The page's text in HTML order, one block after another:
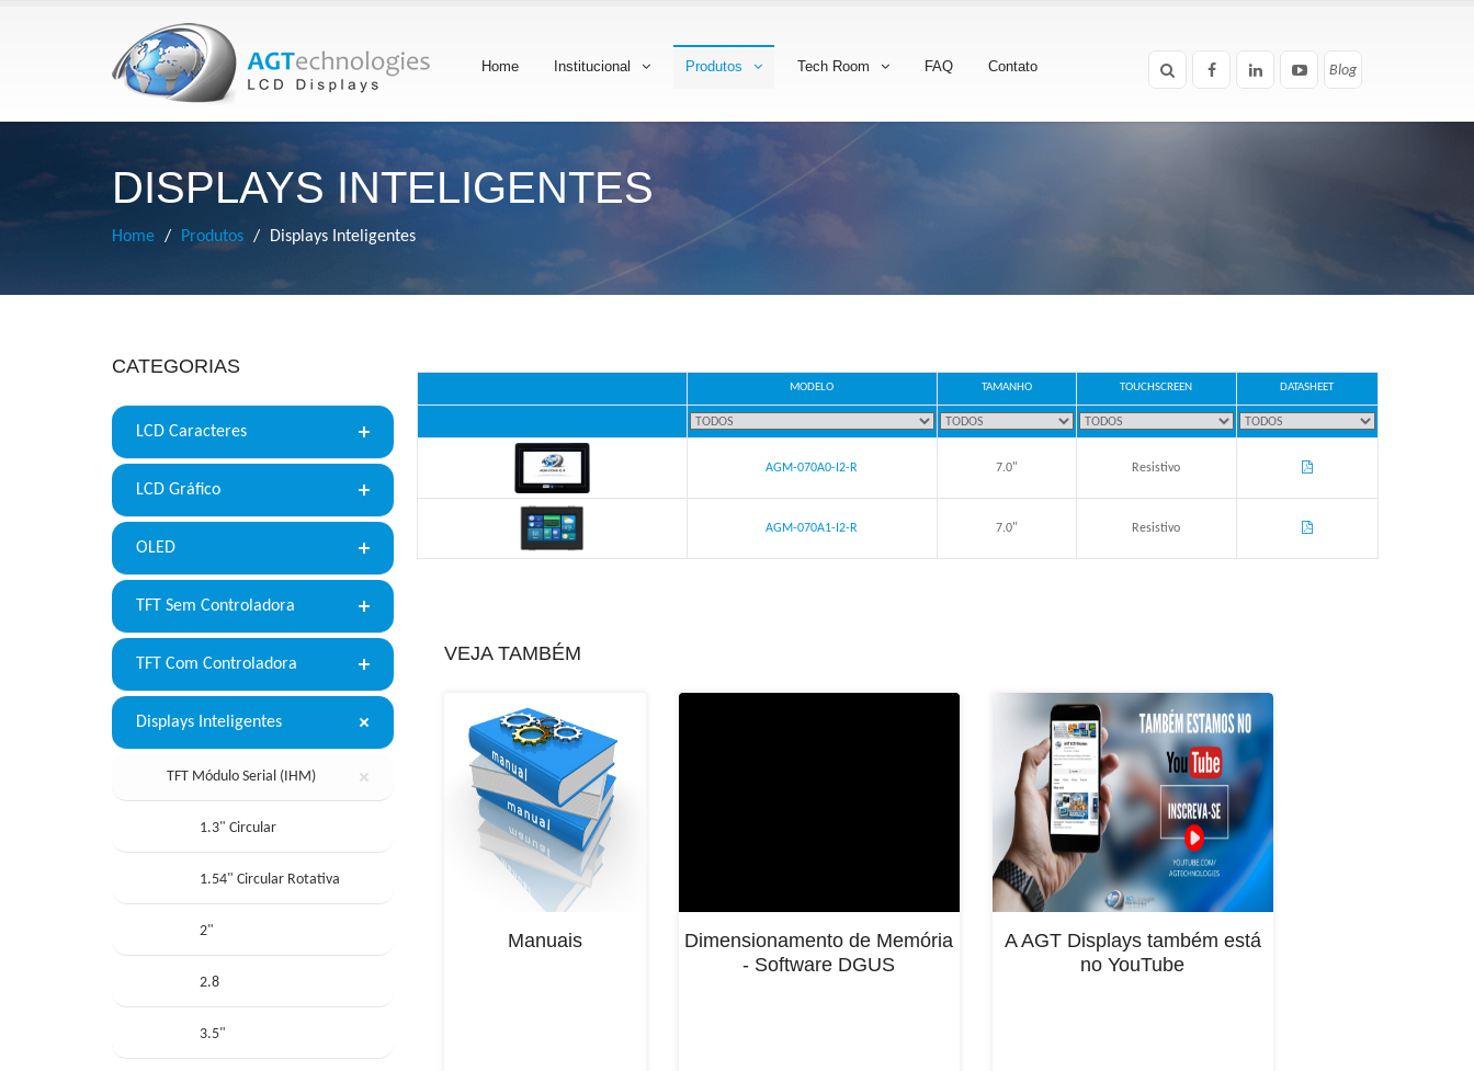
Home Institucional Produtos Tech Room FAQ Contato Blog
DISPLAYS INTELIGENTES
Home Produtos Displays Inteligentes
MODELO TAMANHO TOUCHSCREEN DATASHEET
AGM-070A0-I2-R 7.0" Resistivo
AGM-070A1-I2-R 7.0" Resistivo
CATEGORIAS
LCD Caracteres
LCD Gráfico
OLED
TFT Sem Controladora
TFT Com Controladora
Displays Inteligentes
TFT Módulo Serial (IHM)
1.3" Circular
1.54" Circular Rotativa
2"
2.8
3.5"
VEJA TAMBÉM
Manuais
Dimensionamento de Memória
- Software DGUS
A AGT Displays também está
no YouTube